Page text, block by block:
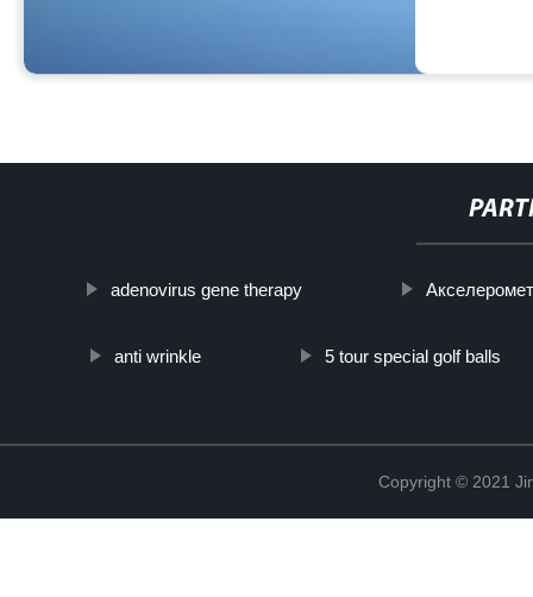
adenovirus gene therapy
anti wrinkle 5 tour special golf balls
Copyright © 2021